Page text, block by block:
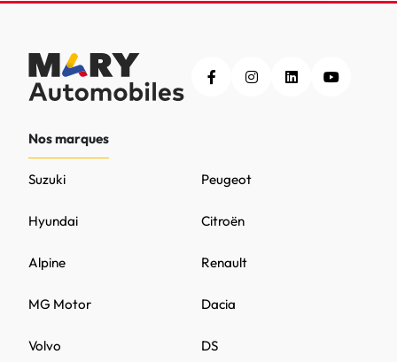
Nos marques
Peugeot
DS
MG Motor
Citroën
Volvo
Renault
Hyundai
Dacia
Alpine
Suzuki